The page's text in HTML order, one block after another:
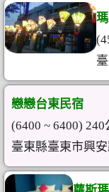
戀戀台東民宿
(6400 ~ 6400) 240
臺東縣臺東市興